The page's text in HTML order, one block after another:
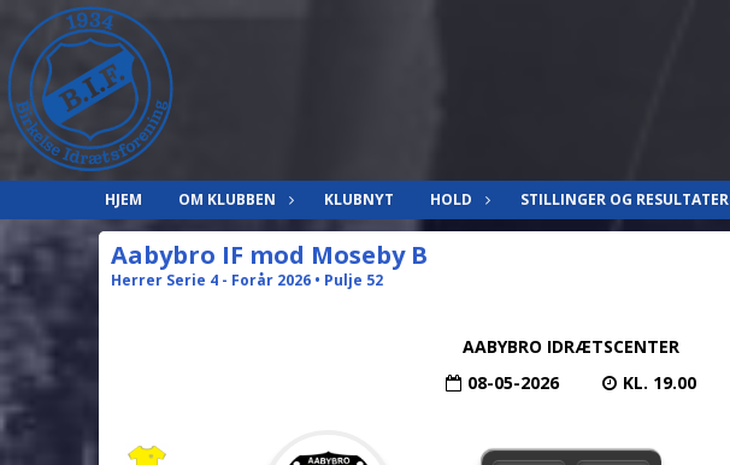
HJEM OM KLUBBEN KLUBNYT HOLD STILLINGER OG RESULTATER
Aabybro IF mod Moseby B
Herrer Serie 4 - Forår 2026 • Pulje 52
AABYBRO IDRÆTSCENTER
08-05-2026
KL. 19.00